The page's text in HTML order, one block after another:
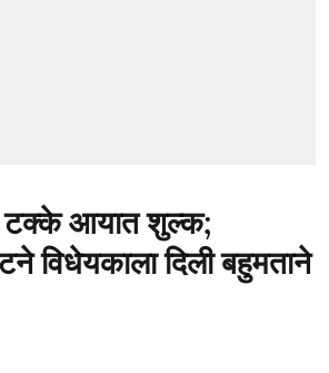
टक्के आयात शुल्क;
विधेयकाला दिली बहुमताने